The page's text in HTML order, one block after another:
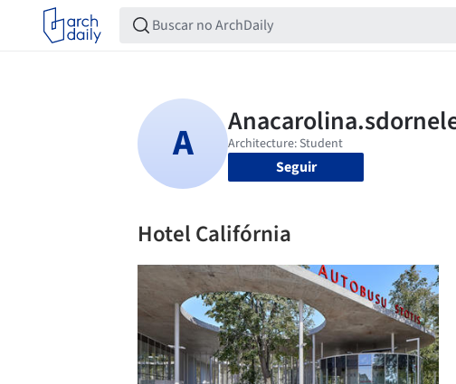
Seguir
Hotel Califórnia